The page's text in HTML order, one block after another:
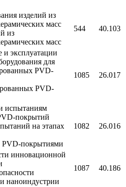
изделий из
масс
из
масс
544 40.103
и эксплуатации
для
PVD-
PVD-
1085 26.017
испытаниям
покрытий
на этапах
PVD-покрытиями
1082 26.016
инновационной
наноиндустрии
1087 40.186